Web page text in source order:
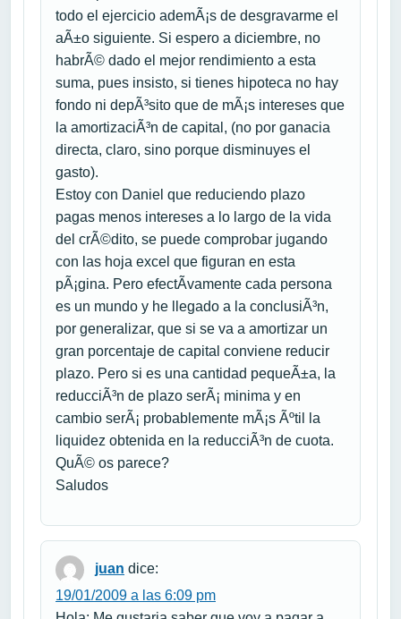
todo el ejercicio ademÃ¡s de desgravarme el
aÃ±o siguiente. Si espero a diciembre, no
habrÃ© dado el mejor rendimiento a esta
suma, pues insisto, si tienes hipoteca no hay
fondo ni depÃ³sito que de mÃ¡s intereses que
la amortizaciÃ³n de capital, (no por ganacia
directa, claro, sino porque disminuyes el
gasto).
Estoy con Daniel que reduciendo plazo
pagas menos intereses a lo largo de la vida
del crÃ©dito, se puede comprobar jugando
con las hoja excel que figuran en esta
pÃ¡gina. Pero efectÃ­vamente cada persona
es un mundo y he llegado a la conclusiÃ³n,
por generalizar, que si se va a amortizar un
gran porcentaje de capital conviene reducir
plazo. Pero si es una cantidad pequeÃ±a, la
reducciÃ³n de plazo serÃ¡ minima y en
cambio serÃ¡ probablemente mÃ¡s Ãºtil la
liquidez obtenida en la reducciÃ³n de cuota.
QuÃ© os parece?
Saludos
juan dice:
19/01/2009 a las 6:09 pm